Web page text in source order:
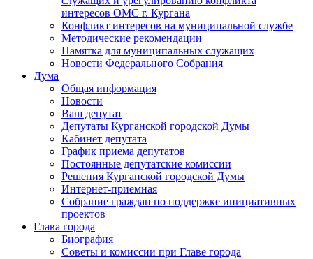
интересов ОМС г. Кургана
Конфликт интересов на муниципальной службе
Методические рекомендации
Памятка для муниципальных служащих
Новости Федерального Cобрания
Дума
Общая информация
Новости
Ваш депутат
Депутаты Курганской городской Думы
Кабинет депутата
График приема депутатов
Постоянные депутатские комиссии
Решения Курганской городской Думы
Интернет-приемная
Собрание граждан по поддержке инициативных
проектов
Глава города
Биография
Советы и комиссии при Главе города